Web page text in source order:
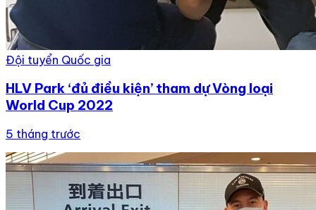
Đội tuyển Quốc gia
HLV Park ‘đủ điều kiện’ tham dự Vòng loại
World Cup 2022
5 tháng trước